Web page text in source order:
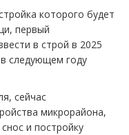
которого будет
первый
в строй в 2025
следующем году
сейчас
микрорайона,
и постройку